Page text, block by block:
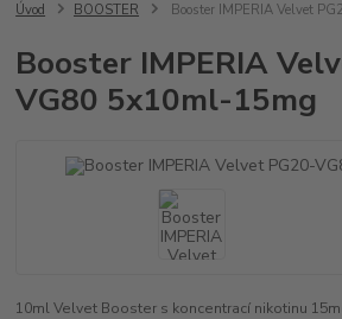
Úvod BOOSTER Booster IMPERIA Velvet
Booster IMPERIA
VG80 5x10ml-15mg
10ml Velvet Booster s koncentrací nikotinu